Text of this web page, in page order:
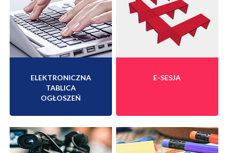
ELEKTRONICZNA
TABLICA
OGŁOSZEŃ
E-SESJA